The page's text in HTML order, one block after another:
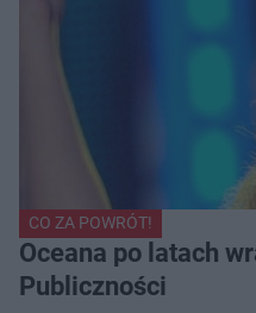
CO ZA POWRÓT!
Oceana po latach
Publiczności